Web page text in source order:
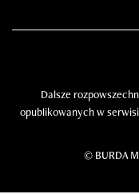
Dalsze
opublikowanych w
© BURDA